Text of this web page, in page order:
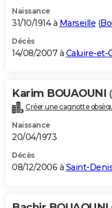
Naissance
31/10/1914 à Marseille (
Décès
14/08/2007 à Caluire-et-
Karim BOUAOUNI
Créer une cagnotte
Naissance
20/04/1973
Décès
08/12/2006 à Saint-